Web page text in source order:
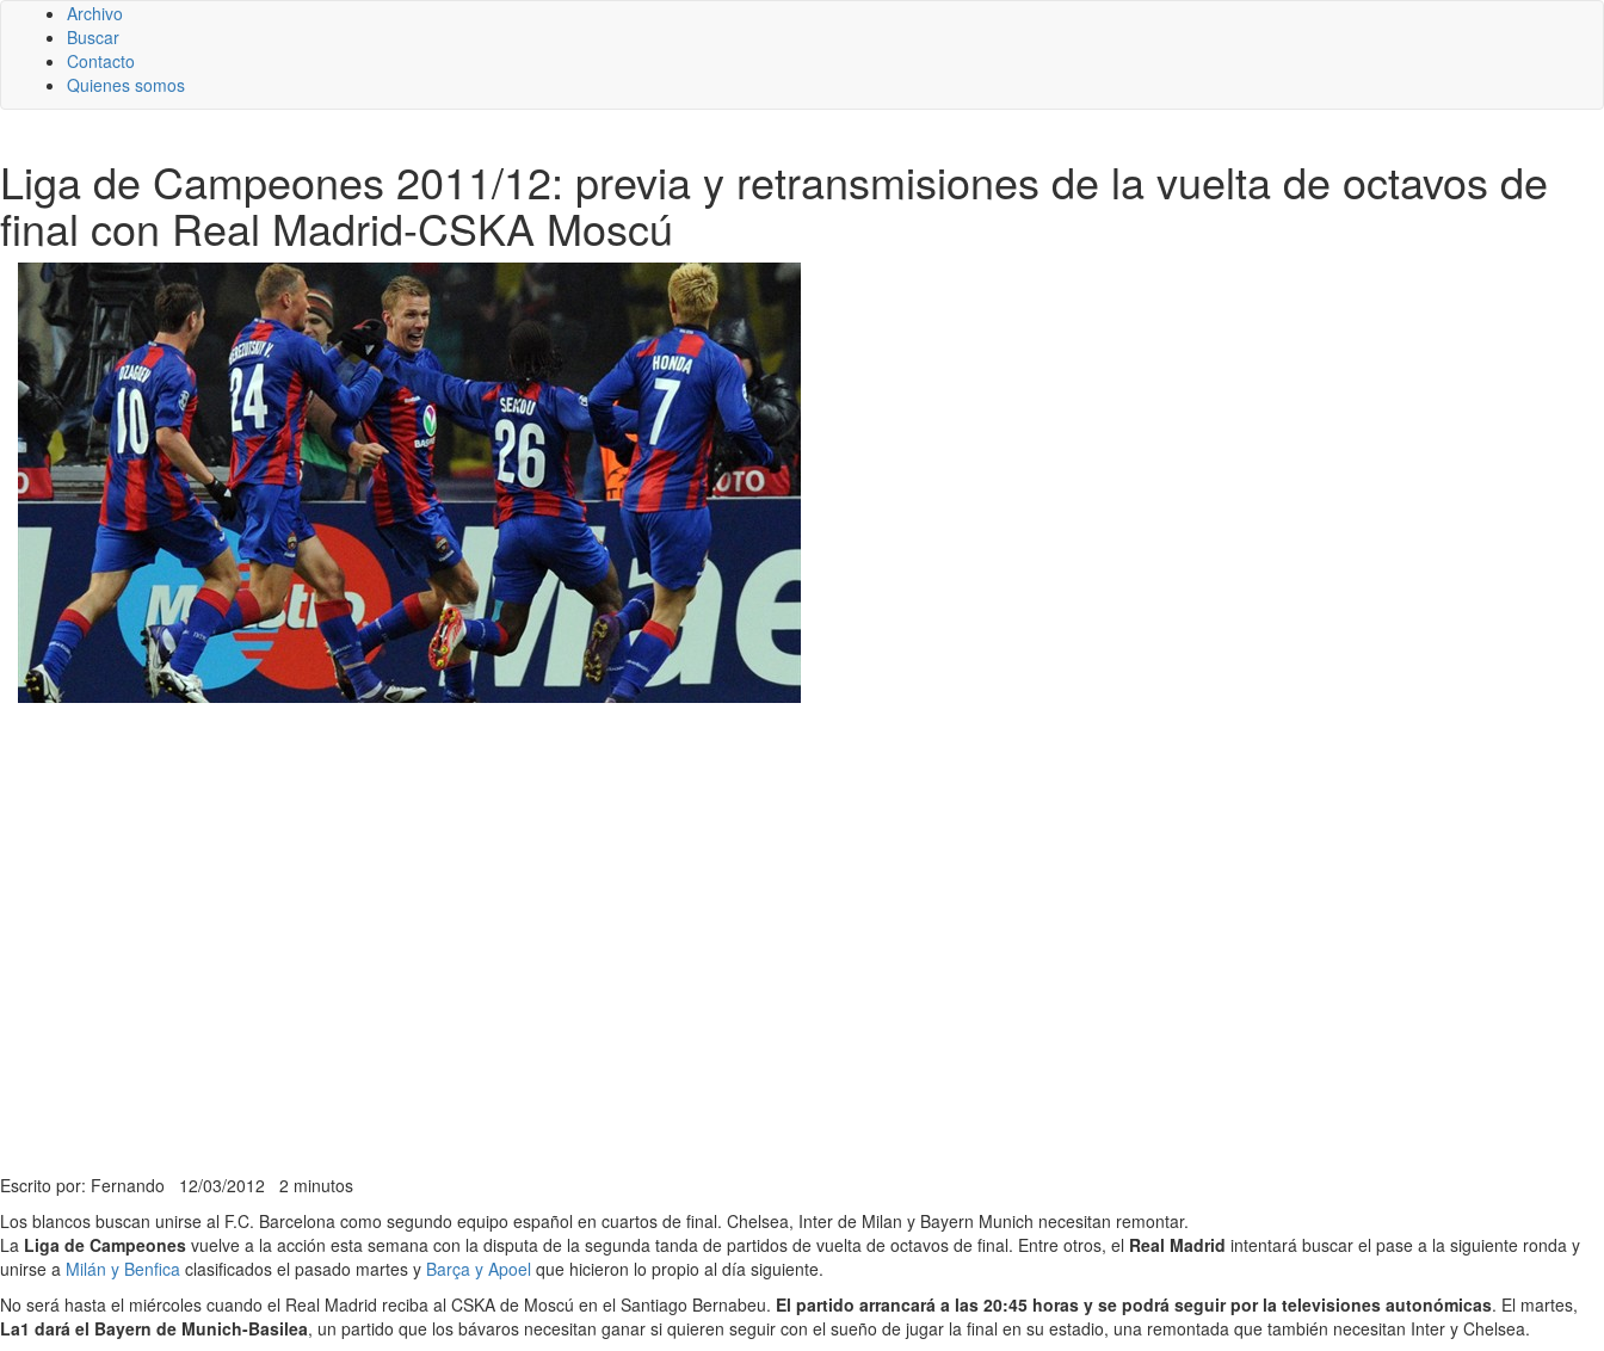
Archivo
Buscar
Contacto
Quienes somos
Liga de Campeones 2011/12: previa y retransmisiones de la vuelta de octavos de
final con Real Madrid-CSKA Moscú
Escrito por: Fernando 12/03/2012 2 minutos
Los blancos buscan unirse al F.C. Barcelona como segundo equipo español en cuartos de final. Chelsea, Inter de Milan y Bayern Munich necesitan remontar.
La Liga de Campeones vuelve a la acción esta semana con la disputa de la segunda tanda de partidos de vuelta de octavos de final. Entre otros, el Real Madrid intentará buscar el pase a la siguiente ronda y
unirse a Milán y Benfica clasificados el pasado martes y Barça y Apoel que hicieron lo propio al día siguiente.
No será hasta el miércoles cuando el Real Madrid reciba al CSKA de Moscú en el Santiago Bernabeu. El partido arrancará a las 20:45 horas y se podrá seguir por la televisiones autonómicas. El martes,
La1 dará el Bayern de Munich-Basilea, un partido que los bávaros necesitan ganar si quieren seguir con el sueño de jugar la final en su estadio, una remontada que también necesitan Inter y Chelsea.